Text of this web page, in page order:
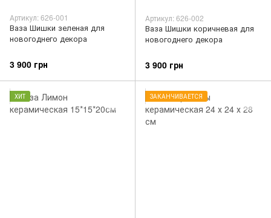
Артикул: 626-001
Ваза Шишки зеленая для
новогоднего декора
3 900 грн
Артикул: 626-002
Ваза Шишки коричневая для
новогоднего декора
3 900 грн
ХИТ ЗАКАНЧИВАЕТСЯ